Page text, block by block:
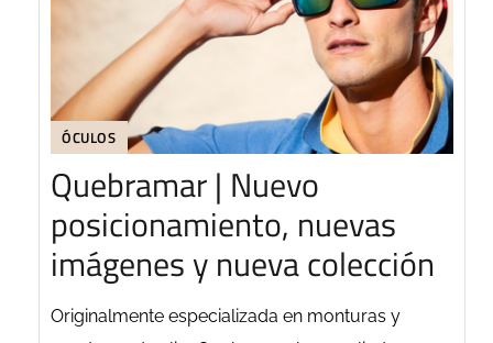
ÓCULOS
Quebramar | Nuevo
posicionamiento, nuevas
imágenes y nueva colección
Originalmente especializada en monturas y